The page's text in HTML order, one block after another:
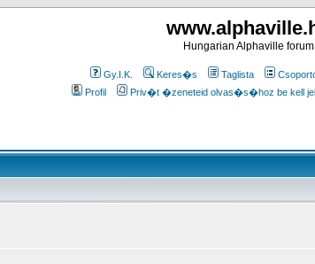
Hungarian Alphaville forum
Gy.I.K. Keres�s Taglista
Profil
Priv�t �zeneteid olvas�s�hoz be kell